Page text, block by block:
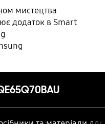
мистецтва
додаток в Smart